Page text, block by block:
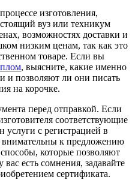
изготовления,
вуз или техникум
возможностях доставки и
низким ценам, так как это
товаре. Если вы
, выясните, какие именно
и позволяют ли они писать
на корочке.
перед отправкой. Если
соответствующие
услуги с регистрацией в
внимательны к предложению
которые позволяют
есть сомнения, задавайте
сертификата.